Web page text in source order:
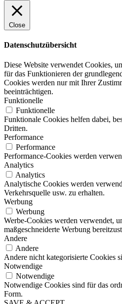
Close
Datenschutzübersicht
Diese Website verwendet Cookies,
für das Funktionieren der
Cookies werden nur mit Ihrer
beeinträchtigen.
Funktionelle
Funktionelle
Funktionale Cookies helfen dabei,
Dritten.
Performance
Performance
Performance-Cookies werden
Analytics
Analytics
Analytische Cookies werden
Verkehrsquelle usw. zu erhalten.
Werbung
Werbung
Werbe-Cookies werden verwendet,
maßgeschneiderte Werbung
Andere
Andere
Andere nicht kategorisierte Cookies
Notwendige
Notwendige
Notwendige Cookies sind für das
Form.